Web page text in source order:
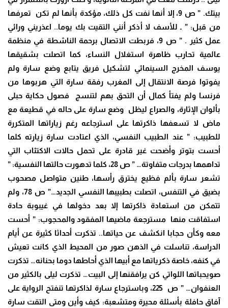
بيتك. ” ص 9، إلا أنها نفت كل ذلك، مؤكدة بأنها لم تكن تعرفها
من قبل: ” ـ للأسف لا أذكر أنني التقيت بك يوما.. اعذريني ورائي
عمل كثير . ” ص 9، فربطت الاتصال برحمة الناشطة في منظمة
عالمية تحارب ظاهرة استغلال النساء، كما اتصلت بشقيقها
يوسف المخرج السينمائي لتشكيل فريق يتابع وضع سارة ولم
يفوتوا فرصة الانتقال إلى المغرب رفقة سارة التي هربوها من
فرنسا ولم يفتأ كمال أن التحق بهم لتنسج فصول حكاية حبلى
بألوان الإثارة، والصراع ليظل وضع سارة على حاله في قطيعة مع
ماض لا تسعفها ذاكرتها على استرجاعه رغم زياراتها المتكررة
للطبيب: ” عند الطبيب النفسي، الذي اعتادت سارة زيارته كلما
أحست بتوتر وأضحت غير قادرة على تحمل حالات الاكتئاب التي
تداهمها بدرجات متفاوتة… ” ص 28، كلما تدهورت حالتها النفسية: ”
تشعر سارة بألم فظيع يخترق رأسها، طنين متواصل مصحوب
بضيق في التنفس، اتصلت بطبيبها النفسي الجديد…” ص 78، ولم
تتمكن من استعادة ذاكرتها إلا بعد دخولها في غيبوبة حادة
استفاقت منها مسترجعة ماضيها المفقود والمحجوب: ” أحست
معه وكأن حجابا انكشف عن حياتها.. تذكرت أحداثا كثيرة عن أيام
الدراسة، تناسلت في الذهن صور من المحيط الذي كانت تعيش
في كنفه، خاصة ذكرياتها مع أبيها الذي أحاطها دوما بحنانه… تذكرت
صويحباتها اللواتي كن يرافقنها إلى البيت… تذكرت ليلى بالكثير من
العنفوان… ” ص 225، وباسترجاع سارة لذاكرتها تنفتح الرواية على
آفاق حافلة بأسئلة محيرة ومتشعبة: كيف وأين ومتى التقت سارة